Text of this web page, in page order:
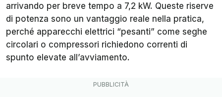
arrivando per breve tempo a 7,2 kW. Queste riserve
di potenza sono un vantaggio reale nella pratica,
perché apparecchi elettrici “pesanti” come seghe
circolari o compressori richiedono correnti di
spunto elevate all’avviamento.